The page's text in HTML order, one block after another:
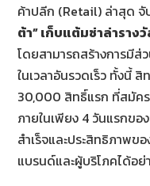
ค้าปลีก (Retail) ล่าสุด
ต้า” เก็บแต้มซ่าล่าราง
โดยสามารถสร้างการมีส่
ในเวลาอันรวดเร็ว ทั้งนี้
30,000 สิทธิ์แรก ที่สมัคร
ภายในเพียง 4 วันแรกข
สำเร็จและประสิทธิภาพ
แบรนด์และผู้บริโภคได้อย่